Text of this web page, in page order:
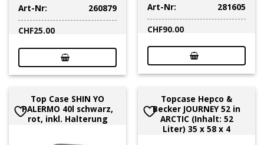
Art-Nr:
260879
CHF25.00
Art-Nr:
281605
CHF90.00
Top Case SHIN YO
PALERMO 40l schwarz,
rot, inkl. Halterung
Topcase Hepco &
Becker JOURNEY 52 in
ARCTIC (Inhalt: 52
Liter) 35 x 58 x 4